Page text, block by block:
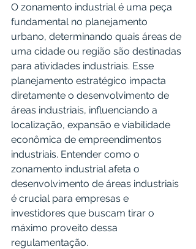
O zonamento industrial é uma peça
fundamental no planejamento
urbano, determinando quais áreas de
uma cidade ou região são destinadas
para atividades industriais. Esse
planejamento estratégico impacta
diretamente o desenvolvimento de
áreas industriais, influenciando a
localização, expansão e viabilidade
econômica de empreendimentos
industriais. Entender como o
zonamento industrial afeta o
desenvolvimento de áreas industriais
é crucial para empresas e
investidores que buscam tirar o
máximo proveito dessa
regulamentação.